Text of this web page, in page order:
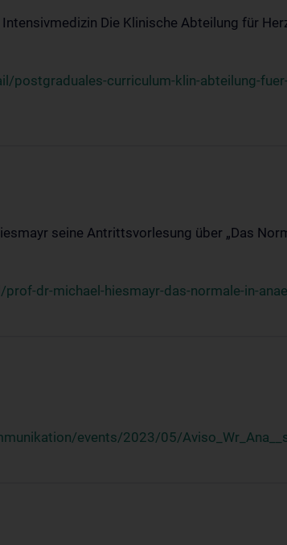
Die Klinische Abteilung für
curriculum-klin-abteilung-
seine Antrittsvorlesung über „Das
dr-michael-hiesmayr-das-normale-in-
events/2023/05/